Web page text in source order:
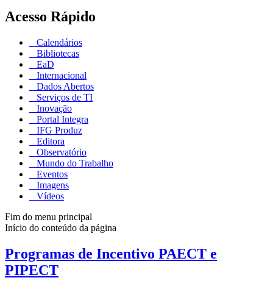
Acesso Rápido
Calendários
Bibliotecas
EaD
Internacional
Dados Abertos
Serviços de TI
Inovação
Portal Integra
IFG Produz
Editora
Observatório
Mundo do Trabalho
Eventos
Imagens
Vídeos
Fim do menu principal
Início do conteúdo da página
Programas de Incentivo PAECT e
PIPECT